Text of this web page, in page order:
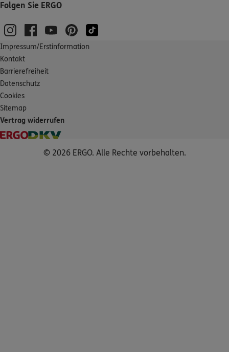
Folgen Sie ERGO
Impressum/Erstinformation
Kontakt
Barrierefreiheit
Datenschutz
Cookies
Sitemap
Vertrag widerrufen
© 2026 ERGO. Alle Rechte vorbehalten.